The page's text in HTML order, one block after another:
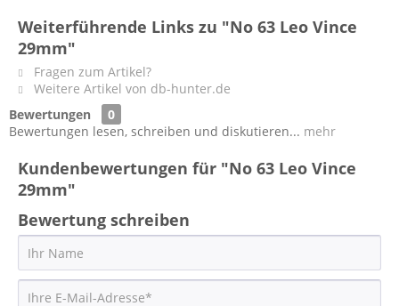
Weiterführende Links zu "No 63 Leo Vince
29mm"
Fragen zum Artikel?
Weitere Artikel von db-hunter.de
Bewertungen
0
Bewertungen lesen, schreiben und diskutieren... mehr
Kundenbewertungen für "No 63 Leo Vince
29mm"
Bewertung schreiben